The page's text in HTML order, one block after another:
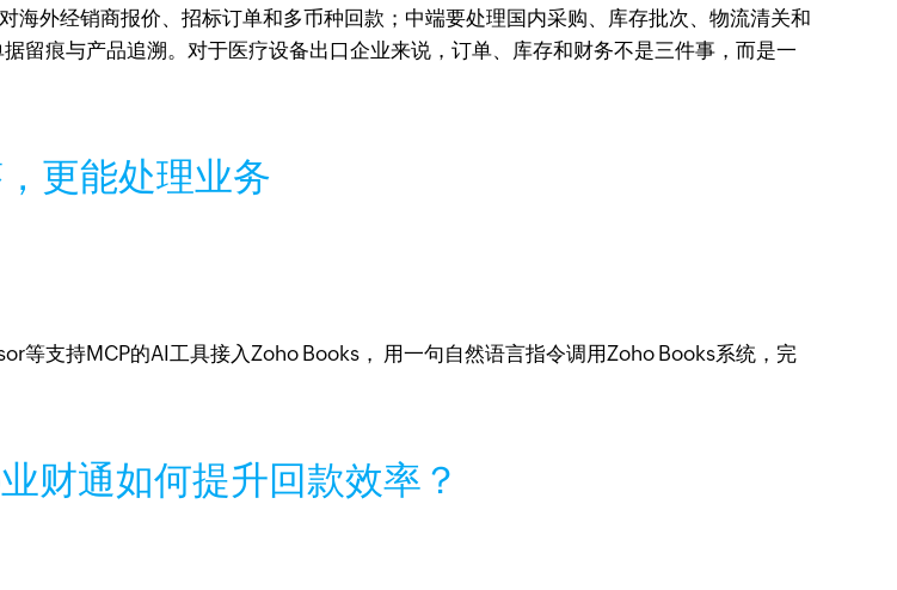
海外经销商报价、招标订单和多币种回款；中端要处理国内采购、库存批次、物流清关和
留痕与产品追溯。对于医疗设备出口企业来说，订单、库存和财务不是三件事，而是一
更能处理业务
等支持MCP的AI工具接入Zoho Books， 用一句自然语言指令调用Zoho Books系统，完
财通如何提升回款效率？